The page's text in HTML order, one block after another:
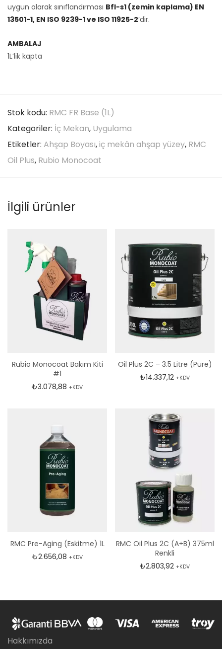
uygun olarak sınıflandırması Bfl-s1 (zemin kaplama) EN
13501-1, EN ISO 9239-1 ve ISO 11925-2’dir.
AMBALAJ
1L’lik kapta
Stok kodu: RMC FR Base (1L)
Kategoriler: İç Mekan, Uygulama
Etiketler: Ahşap Boyası,iç mekân ahşap yüzey, RMC
Oil Plus, Rubio Monocoat
İlgili ürünler
Rubio Monocoat Bakım Kiti
#1
₺3.078,88 +KDV
Oil Plus 2C – 3.5 Litre (Pure)
₺14.337,12 +KDV
RMC Pre-Aging (Eskitme) 1L
₺2.656,08 +KDV
RMC Oil Plus 2C (A+B) 375ml
Renkli
₺2.803,92 +KDV
Hakkımızda